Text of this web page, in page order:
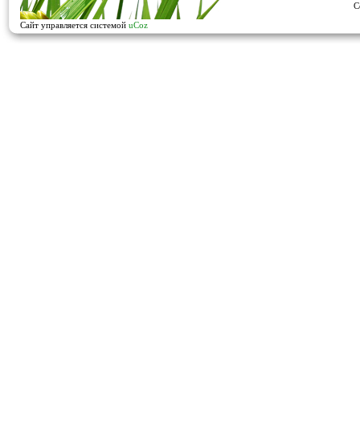
Сайт управляется системой uCoz